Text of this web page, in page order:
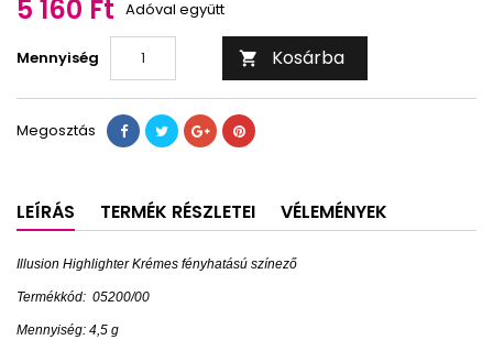
5 160 Ft Adóval együtt
Mennyiség  Kosárba
Megosztás
LEÍRÁS TERMÉK RÉSZLETEI VÉLEMÉNYEK
Illusion Highlighter Krémes fényhatású színező
Termékkód: 05200/00
Mennyiség: 4,5 g